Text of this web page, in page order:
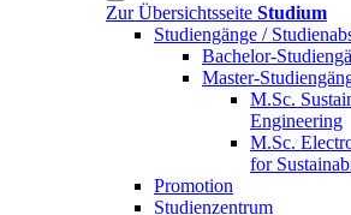
Zur Übersichtsseite Studium
Studiengänge /
Bachelor-
Master-
M.Sc.
Engineering
M.Sc.
for
Promotion
Studienzentrum